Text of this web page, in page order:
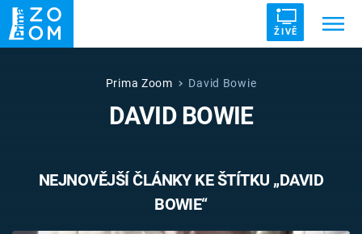
ŽIVĚ
UFO DRUHÁ SVĚTOVÁ VÁLKA
VETŘELCI DÁVNOVĚKU
Prima Zoom David Bowie
DAVID BOWIE
NEJNOVĚJŠÍ ČLÁNKY KE ŠTÍTKU „DAVID
BOWIE“